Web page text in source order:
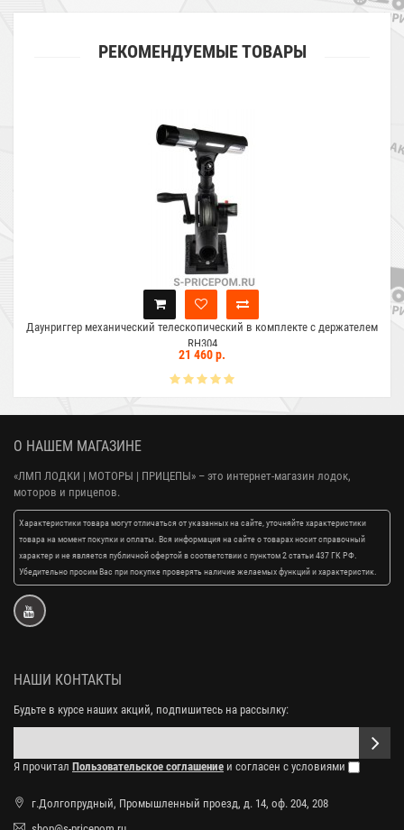
РЕКОМЕНДУЕМЫЕ ТОВАРЫ
Даунриггер механический телескопический в комплекте с держателем
RH304
21 460 р.
О НАШЕМ МАГАЗИНЕ
«ЛМП ЛОДКИ | МОТОРЫ | ПРИЦЕПЫ» – это интернет-магазин лодок,
моторов и прицепов.
Характеристики товара могут отличаться от указанных на сайте, уточняйте характеристики
товара на момент покупки и оплаты. Вся информация на сайте о товарах носит справочный
характер и не является публичной офертой в соответствии с пунктом 2 статьи 437 ГК РФ.
Убедительно просим Вас при покупке проверять наличие желаемых функций и характеристик.
НАШИ КОНТАКТЫ
Будьте в курсе наших акций, подпишитесь на рассылку:
Я прочитал Пользовательское соглашение и согласен с условиями
г.Долгопрудный, Промышленный проезд, д. 14, оф. 204, 208